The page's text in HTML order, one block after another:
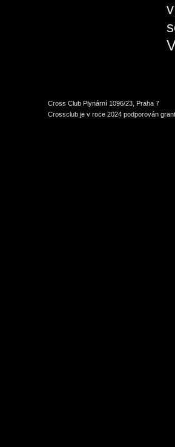
Cross Club Plynární 1096/23, Praha 7
Crossclub je v roce 2024 podporován